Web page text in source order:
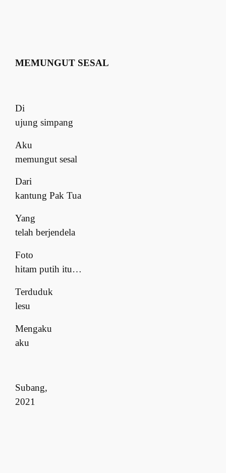
MEMUNGUT SESAL
Di
ujung simpang
Aku
memungut sesal
Dari
kantung Pak Tua
Yang
telah berjendela
Foto
hitam putih itu…
Terduduk
lesu
Mengaku
aku
Subang,
2021